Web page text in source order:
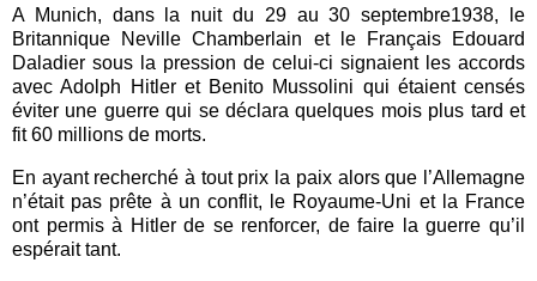
A Munich, dans la nuit du 29 au 30 septembre1938, le
Britannique Neville Chamberlain et le Français Edouard
Daladier sous la pression de celui-ci signaient les accords
avec Adolph Hitler et Benito Mussolini qui étaient censés
éviter une guerre qui se déclara quelques mois plus tard et
fit 60 millions de morts.
En ayant recherché à tout prix la paix alors que l’Allemagne
n’était pas prête à un conflit, le Royaume-Uni et la France
ont permis à Hitler de se renforcer, de faire la guerre qu’il
espérait tant.